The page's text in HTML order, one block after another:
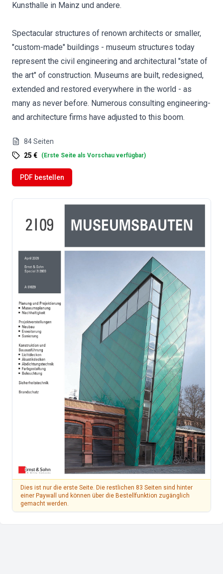
Kunsthalle in Mainz und andere.
Spectacular structures of renown architects or smaller,
"custom-made" buildings - museum structures today
represent the civil engineering and architectural "state of
the art" of construction. Museums are built, redesigned,
extended and restored everywhere in the world - as
many as never before. Numerous consulting engineering-
and architecture firms have adjusted to this boom.
84Seiten
25 €
( Erste Seite als Vorschau verfügbar)
PDF bestellen
Dies ist nur die erste Seite. Die restlichen 83 Seiten sind hinter
einer Paywall und können über die Bestellfunktion zugänglich
gemacht werden.